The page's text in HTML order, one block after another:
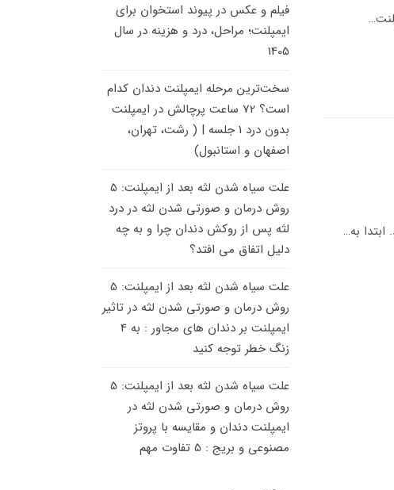
فیلم و عکس در پیوند استخوان برای
ایمپلنت؛ مراحل، درد و هزینه در سال
1405
سخت‌ترین مرحله ایمپلنت دندان کدام
است؟ 72 ساعت پرچالش
در ایمپلنت
بدون درد 1 جلسه | ( رشت، تهران،
اصفهان و استانبول)
علت سیاه شدن لثه بعد از ایمپلنت: 5
روش درمان و صورتی شدن لثه دردرد
لثه پس از روکش دندان چرا و به چه
دلیل اتفاق می افتد؟
علت سیاه شدن لثه بعد از ایمپلنت: 5
روش درمان و صورتی شدن لثه درتاثیر
ایمپلنت بر دندان های مجاور : به 4
زنگ خطر توجه کنید
علت سیاه شدن لثه بعد از ایمپلنت: 5
روش درمان و صورتی شدن لثه در
ایمپلنت دندان و مقایسه با پروتز
مصنوعی و بریج : 5 تفاوت مهم